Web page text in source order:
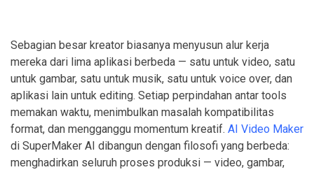
Sebagian besar kreator biasanya menyusun alur kerja
mereka dari lima aplikasi berbeda — satu untuk video, satu
untuk gambar, satu untuk musik, satu untuk voice over, dan
aplikasi lain untuk editing. Setiap perpindahan antar tools
memakan waktu, menimbulkan masalah kompatibilitas
format, dan mengganggu momentum kreatif. AI Video Maker
di SuperMaker AI dibangun dengan filosofi yang berbeda:
menghadirkan seluruh proses produksi — video, gambar,